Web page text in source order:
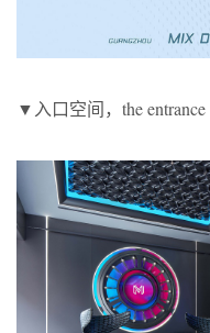
▼入口空间，the entrance